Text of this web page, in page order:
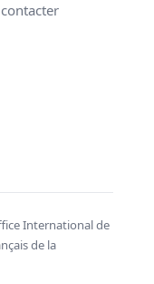
International de
de la